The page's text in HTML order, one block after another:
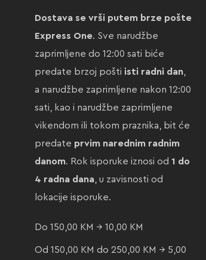
Dostava se vrši putem brze pošte
Express One. Sve narudžbe
zaprimljene do 12:00 sati biće
predate brzoj pošti isti radni dan,
a narudžbe zaprimljene nakon 12:00
sati, kao i narudžbe zaprimljene
vikendom ili tokom praznika, bit će
predate prvim narednim radnim
danom. Rok isporuke iznosi od 1 do
4 radna dana, u zavisnosti od
lokacije isporuke.
Do 150,00 KM → 10,00 KM
Od 150,00 KM do 250,00 KM → 5,00